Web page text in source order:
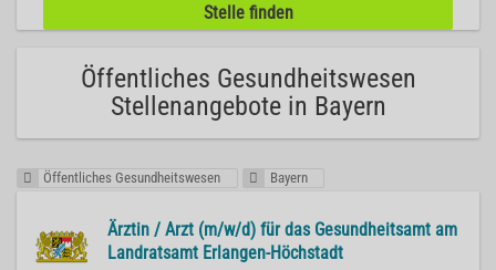
Öffentliches Gesundheitswesen
Stellenangebote in Bayern
Öffentliches Gesundheitswesen Bayern
Ärztin / Arzt (m/w/d) für das Gesundheitsamt am
Landratsamt Erlangen-Höchstadt